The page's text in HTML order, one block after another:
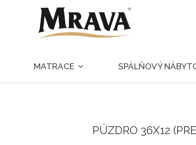
MATRACE SPÁLŇOVÝ
PÚZDRO 36X12